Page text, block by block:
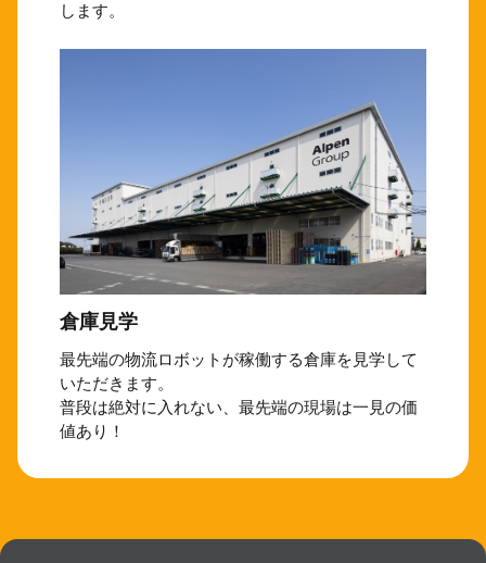
します。
倉庫見学
最先端の物流ロボットが稼働する倉庫を見学して
いただきます。
普段は絶対に入れない、最先端の現場は一見の価
値あり！